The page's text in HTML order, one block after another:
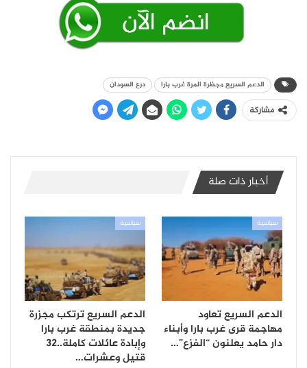
الدعم السريع مجظرة المرة غرب بارا درع السودان
مشاركة
أخبار ذات صلة
سياسية
الدعم السريع تعاود
مهاجمة قرى غرب بارا وأبناء
دار حامد يعلنون “الفزع”…
سياسية
الدعم السريع ترتكب مجزرة
جديدة بمنطقة غرب بارا
وإبادة عائلات كاملة..32
قتيل وعشرات…